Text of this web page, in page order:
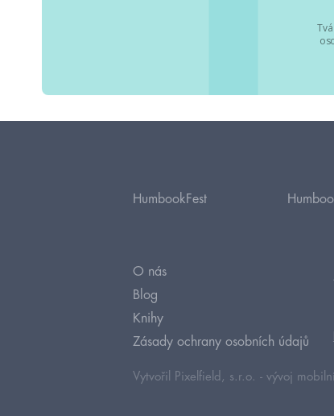
HumbookFest
O nás
Blog
Knihy
Zásady ochrany osobních údajů
Vytvořil Pixelfield, s.r.o. - vývoj